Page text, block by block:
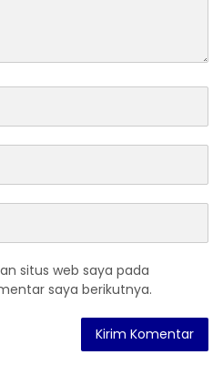
situs web saya pada
saya berikutnya.